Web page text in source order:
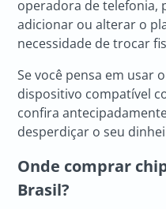
operadora de telefonia,
adicionar ou alterar o
necessidade de trocar
Se você pensa em usar
dispositivo compatível
confira
desperdiçar o seu
Onde comprar
Brasil?